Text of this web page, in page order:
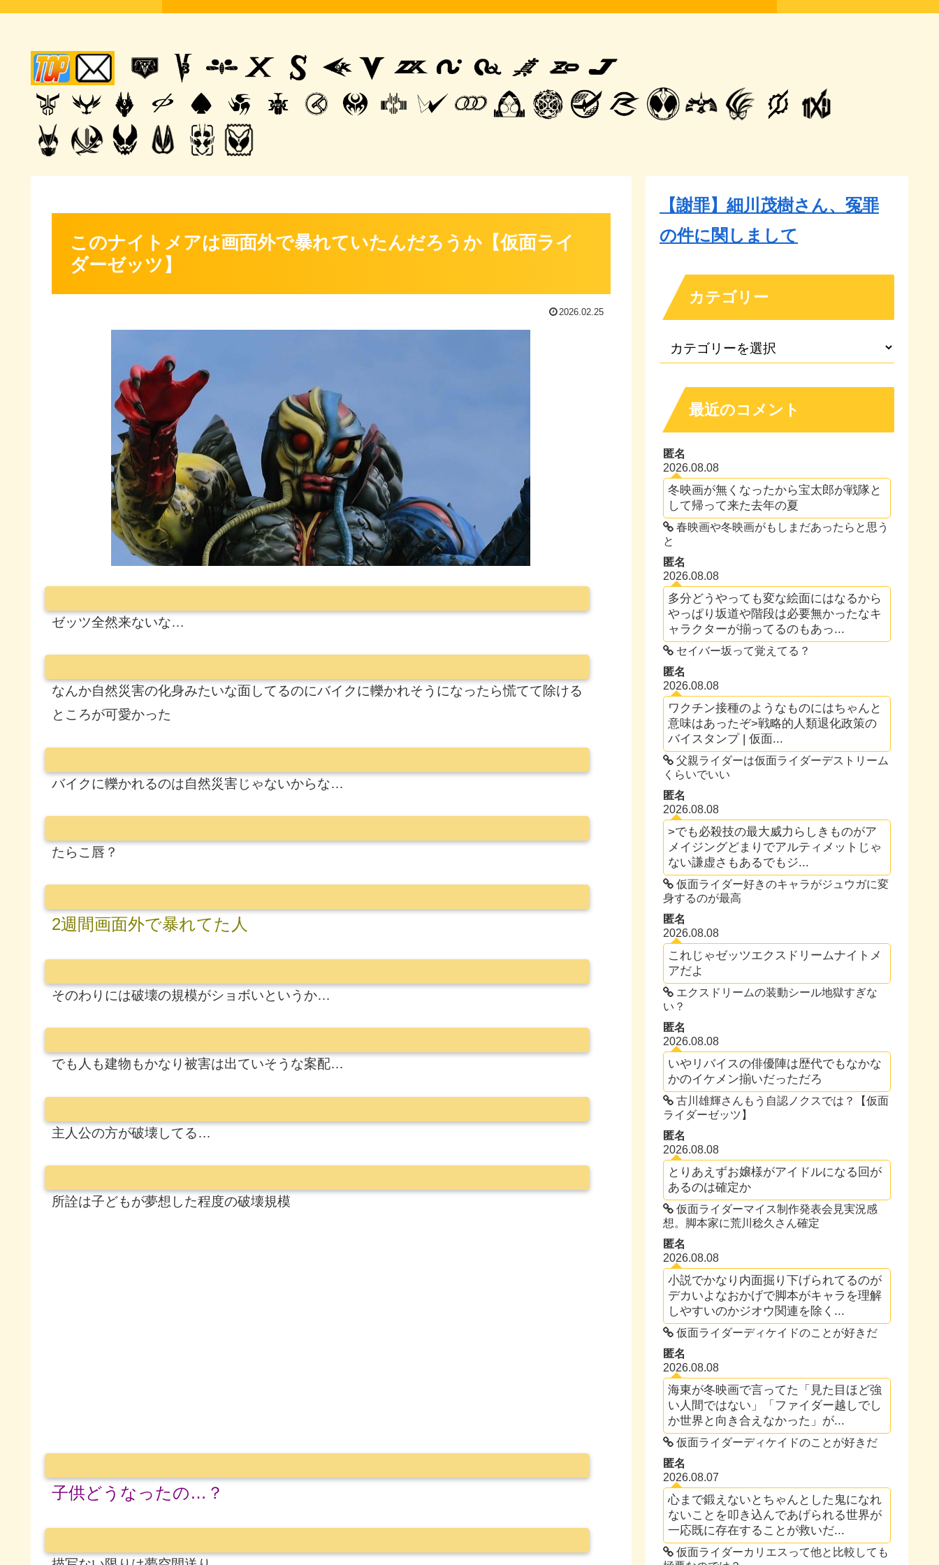
このナイトメアは画面外で暴れていたんだろうか【仮面ライ
ダーゼッツ】
2026.02.25
ゼッツ全然来ないな…
なんか自然災害の化身みたいな面してるのにバイクに轢かれそうになったら慌てて除ける
ところが可愛かった
バイクに轢かれるのは自然災害じゃないからな…
たらこ唇？
2週間画面外で暴れてた人
そのわりには破壊の規模がショボいというか…
でも人も建物もかなり被害は出ていそうな案配…
主人公の方が破壊してる…
所詮は子どもが夢想した程度の破壊規模
子供どうなったの…？
【謝罪】細川茂樹さん、冤罪
の件に関しまして
カテゴリー
最近のコメント
匿名
2026.08.08
冬映画が無くなったから宝太郎が戦隊と
して帰って来た去年の夏
春映画や冬映画がもしまだあったらと思う
と
匿名
2026.08.08
多分どうやっても変な絵面にはなるから
やっぱり坂道や階段は必要無かったなキ
ャラクターが揃ってるのもあっ...
セイバー坂って覚えてる？
匿名
2026.08.08
ワクチン接種のようなものにはちゃんと
意味はあったぞ>戦略的人類退化政策の
バイスタンプ | 仮面...
父親ライダーは仮面ライダーデストリーム
くらいでいい
匿名
2026.08.08
>でも必殺技の最大威力らしきものがア
メイジングどまりでアルティメットじゃ
ない謙虚さもあるでもジ...
仮面ライダー好きのキャラがジュウガに変
身するのが最高
匿名
2026.08.08
これじゃゼッツエクスドリームナイトメ
アだよ
エクスドリームの装動シール地獄すぎな
い？
匿名
2026.08.08
いやリバイスの俳優陣は歴代でもなかな
かのイケメン揃いだっただろ
古川雄輝さんもう自認ノクスでは？【仮面
ライダーゼッツ】
匿名
2026.08.08
とりあえずお嬢様がアイドルになる回が
あるのは確定か
仮面ライダーマイス制作発表会見実況感
想。脚本家に荒川稔久さん確定
匿名
2026.08.08
小説でかなり内面掘り下げられてるのが
デカいよなおかげで脚本がキャラを理解
しやすいのかジオウ関連を除く...
仮面ライダーディケイドのことが好きだ
匿名
2026.08.08
海東が冬映画で言ってた「見た目ほど強
い人間ではない」「ファイダー越しでし
か世界と向き合えなかった」が...
仮面ライダーディケイドのことが好きだ
匿名
2026.08.07
心まで鍛えないとちゃんとした鬼になれ
ないことを叩き込んであげられる世界が
一応既に存在することが救いだ...
仮面ライダーカリエスって他と比較しても